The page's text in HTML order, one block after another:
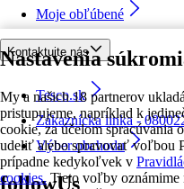
Nastavenia
My a našich 18 partnerov
pristupujeme, napríklad k
cookie, za účelom spracúvania
udeliť alebo spravovať voľbou
prípadne kedykoľvek v
cookies. Tieto voľby oznámime
Moje obľúbené
Kontaktujte nás
Tesco.sk
Zákaznícka linka -
Výber obchodu
followUs